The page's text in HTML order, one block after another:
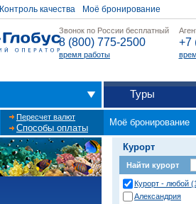
Контроль качества Моё бронирование
Звонок по России бесплатный
8 (800) 775-2500
время работы
+7
Туры
Пересчет валют
Способы оплаты
Моё бронирование
Курорт
Найти курорт
Курорт - любой
Александрия